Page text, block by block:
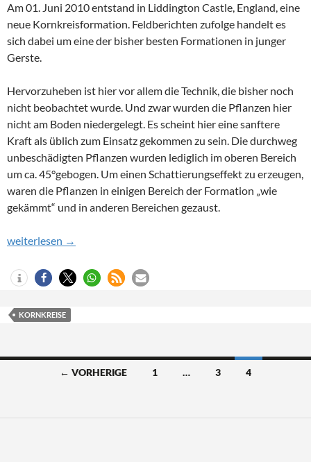
Am 01. Juni 2010 entstand in Liddington Castle, England, eine
neue Kornkreisformation. Feldberichten zufolge handelt es
sich dabei um eine der bisher besten Formationen in junger
Gerste.
Hervorzuheben ist hier vor allem die Technik, die bisher noch
nicht beobachtet wurde. Und zwar wurden die Pflanzen hier
nicht am Boden niedergelegt. Es scheint hier eine sanftere
Kraft als üblich zum Einsatz gekommen zu sein. Die durchweg
unbeschädigten Pflanzen wurden lediglich im oberen Bereich
um ca. 45°gebogen. Um einen Schattierungseffekt zu erzeugen,
waren die Pflanzen in einigen Bereich der Formation „wie
gekämmt“ und in anderen Bereichen gezaust.
Liddington Castle, England, 01. Juni 2010
weiterlesen →
KORNKREISE
Beitragsnavigation
← VORHERIGE 1 … 3 4